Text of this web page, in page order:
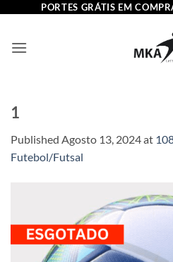
content
PORTES GRÁTIS EM
1
Published Agosto 13, 2024at
Futebol/Futsal